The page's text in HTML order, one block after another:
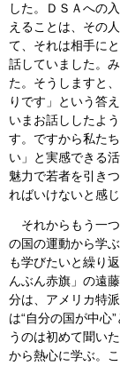
した。ＤＳＡへの
えることは、その
て、それは相手に
話していました。
た。そうしますと
りです」という答
いまお話ししたよ
す。ですから私た
い」と実感できる
魅力で若者を引き
ればいけないと感
それからもう一
の国の運動から学
も学びたいと繰り
んぶん赤旗」の遠
分は、アメリカ特
は“自分の国が中心
うのは初めて聞い
から熱心に学ぶ。